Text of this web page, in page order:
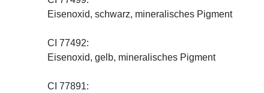
Eisenoxid, schwarz, mineralisches Pigment
CI 77492:
Eisenoxid, gelb, mineralisches Pigment
CI 77891: